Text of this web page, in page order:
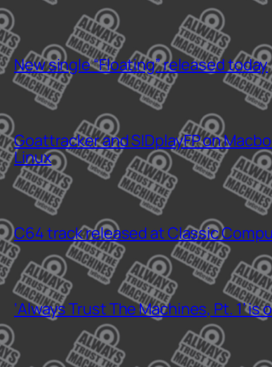
New single “Floating” released today
Goattracker and SIDplayFP on
Linux
C64 track released at Classic
‘Always Trust The Machines, Pt. 1’